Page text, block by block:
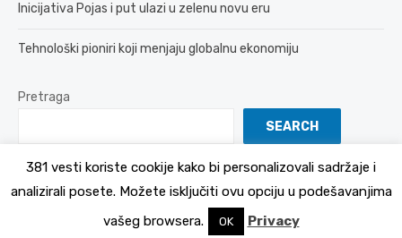
Inicijativa Pojas i put ulazi u zelenu novu eru
Tehnološki pioniri koji menjaju globalnu ekonomiju
Pretraga
SEARCH
Politika Privatnosti
381 vesti koriste cookije kako bi personalizovali sadržaje i
analizirali posete. Možete isključiti ovu opciju u podešavanjima
vašeg browsera.
OK Privacy